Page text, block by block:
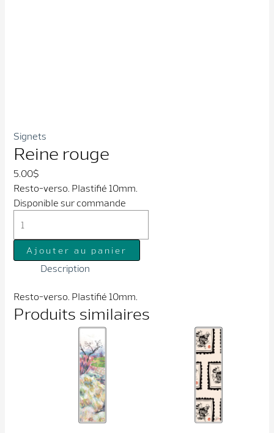
Signets
Reine rouge
5.00$
Resto-verso. Plastifié 10mm.
Disponible sur commande
de
Reine
rouge
Ajouter au panier
Description
Resto-verso. Plastifié 10mm.
Produits similaires